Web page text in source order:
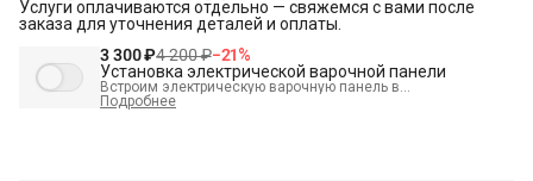
Услуги оплачиваются отдельно — свяжемся с вами после
заказа для уточнения деталей и оплаты.
3 300 ₽4 200 ₽−21%
Установка электрической варочной панели
Встроим электрическую варочную панель в
подготовленное место и подключим к электрике.
Подробнее